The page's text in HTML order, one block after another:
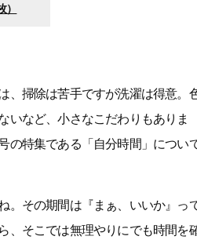
、掃除は苦手ですが洗濯は得意。
いなど、小さなこだわりもありま
の特集である「自分時間」につい
。その期間は『まぁ、いいか』っ
、そこでは無理やりにでも時間を